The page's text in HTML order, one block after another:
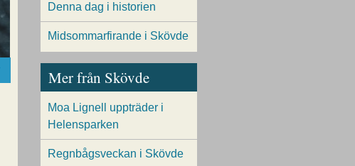
Denna dag i historien
Midsommarfirande i Skövde
Mer från Skövde
Moa Lignell uppträder i
Helensparken
Regnbågsveckan i Skövde